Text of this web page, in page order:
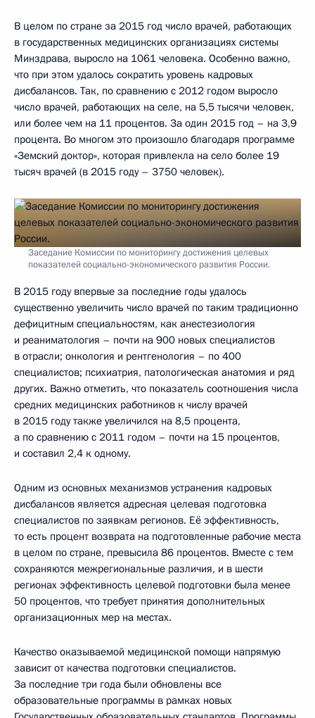
В целом по стране за 2015 год число врачей, работающих
в государственных медицинских организациях системы
Минздрава, выросло на 1061 человека. Особенно важно,
что при этом удалось сократить уровень кадровых
дисбалансов. Так, по сравнению с 2012 годом выросло
число врачей, работающих на селе, на 5,5 тысячи человек,
или более чем на 11 процентов. За один 2015 год – на 3,9
процента. Во многом это произошло благодаря программе
«Земский доктор», которая привлекла на село более 19
тысяч врачей (в 2015 году – 3750 человек).
Заседание Комиссии по мониторингу достижения целевых
показателей социально-экономического развития России.
В 2015 году впервые за последние годы удалось
существенно увеличить число врачей по таким традиционно
дефицитным специальностям, как анестезиология
и реаниматология – почти на 900 новых специалистов
в отрасли; онкология и рентгенология – по 400
специалистов; психиатрия, патологическая анатомия и ряд
других. Важно отметить, что показатель соотношения числа
средних медицинских работников к числу врачей
в 2015 году также увеличился на 8,5 процента,
а по сравнению с 2011 годом – почти на 15 процентов,
и составил 2,4 к одному.
Одним из основных механизмов устранения кадровых
дисбалансов является адресная целевая подготовка
специалистов по заявкам регионов. Её эффективность,
то есть процент возврата на подготовленные рабочие места
в целом по стране, превысила 86 процентов. Вместе с тем
сохраняются межрегиональные различия, и в шести
регионах эффективность целевой подготовки была менее
50 процентов, что требует принятия дополнительных
организационных мер на местах.
Качество оказываемой медицинской помощи напрямую
зависит от качества подготовки специалистов.
За последние три года были обновлены все
образовательные программы в рамках новых